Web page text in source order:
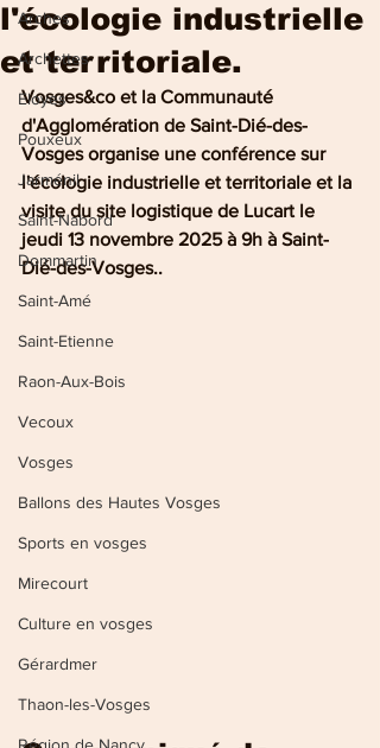
Arches
Archettes
Eloyes
Pouxeux
Jarménil
Saint-Nabord
Dommartin
Saint-Amé
Saint-Etienne
Raon-Aux-Bois
Vecoux
Vosges
Ballons des Hautes Vosges
Sports en vosges
Mirecourt
Culture en vosges
Gérardmer
Thaon-les-Vosges
l'écologie industrielle
et territoriale.
Vosges&co et la Communauté
d'Agglomération de Saint-Dié-des-
Vosges organise une conférence sur
l'écologie industrielle et territoriale et la
visite du site logistique de Lucart le
jeudi 13 novembre 2025 à 9h à Saint-
Dié-des-Vosges..